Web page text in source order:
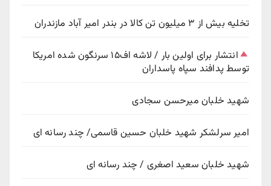
تخلیه بیش از ۳ میلیون تن کالا در بندر امیر آباد مازندران
انتشار برای اولین بار / لاشه اف۱۵ سرنگون شده امریکا
توسط پدافند سپاه پاسداران
شهید خلبان میرحسن سجادی
امیر سرلشکر شهید خلبان حسین قاسمی/ چند رسانه ای
شهید خلبان سعید اصغری / چند رسانه ای